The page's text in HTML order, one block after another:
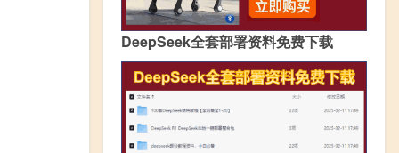
DeepSeek全套部署资料免费下载